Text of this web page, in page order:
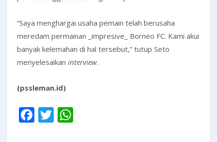
“Saya menghargai usaha pemain telah berusaha
meredam permainan _impresive_ Borneo FC. Kami akui
banyak kelemahan di hal tersebut,” tutup Seto
menyelesaikan interview.
(pssleman.id)
Facebook
Twitter